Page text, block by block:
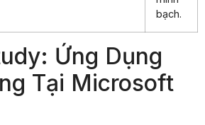
bạch.
Ứng Dụng
Tại Microsoft